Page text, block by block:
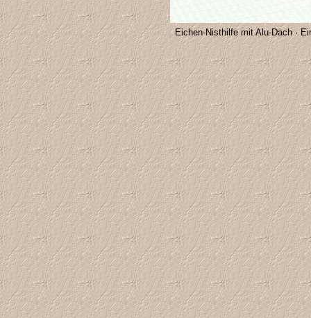
Eichen-Nisthilfe mit Alu-Dach ·